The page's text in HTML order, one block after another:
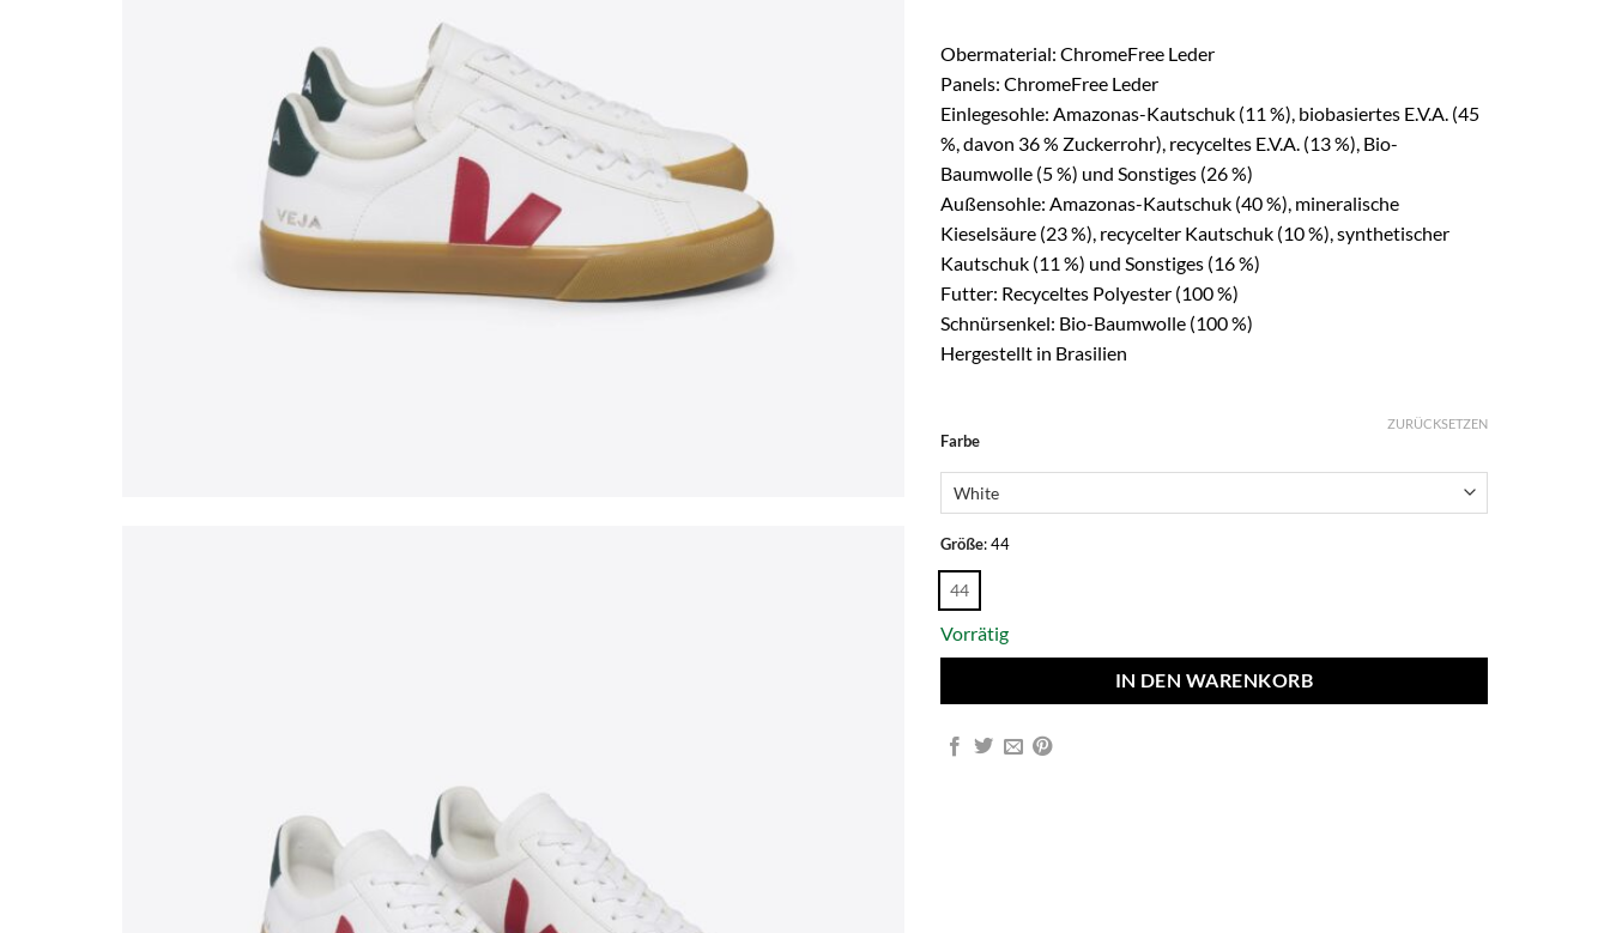
Obermaterial: ChromeFree Leder
Panels: ChromeFree Leder
Einlegesohle: Amazonas-Kautschuk (11 %), biobasiertes E.V.A. (45
%, davon 36 % Zuckerrohr), recyceltes E.V.A. (13 %), Bio-
Baumwolle (5 %) und Sonstiges (26 %)
Außensohle: Amazonas-Kautschuk (40 %), mineralische
Kieselsäure (23 %), recycelter Kautschuk (10 %), synthetischer
Kautschuk (11 %) und Sonstiges (16 %)
Futter: Recyceltes Polyester (100 %)
Schnürsenkel: Bio-Baumwolle (100 %)
Hergestellt in Brasilien
Farbe
Größe:44
44
ZURÜCKSETZEN
Vorrätig
IN DEN WARENKORB
Alternative: